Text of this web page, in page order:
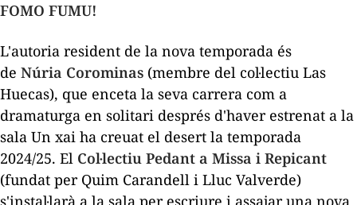
FOMO FUMU!
L'autoria resident de la nova temporada és
de Núria Corominas (membre del col·lectiu Las
Huecas), que enceta la seva carrera com a
dramaturga en solitari després d'haver estrenat a la
sala Un xai ha creuat el desert la temporada
2024/25. El Col·lectiu Pedant a Missa i Repicant
(fundat per Quim Carandell i Lluc Valverde)